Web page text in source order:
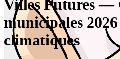
Villes Futures —
municipales
climatiques